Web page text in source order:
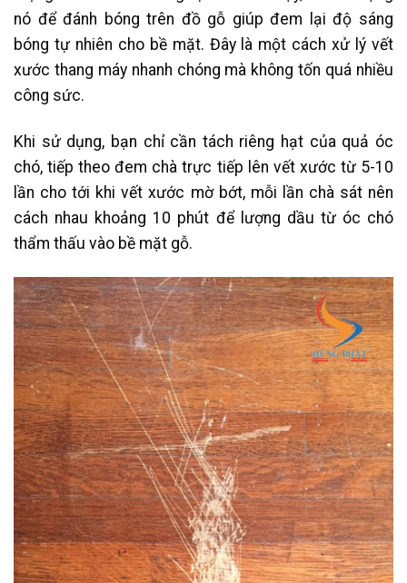
nó để đánh bóng trên đồ gỗ giúp đem lại độ sáng
bóng tự nhiên cho bề mặt. Đây là một cách xử lý vết
xước thang máy nhanh chóng mà không tốn quá nhiều
công sức.
Khi sử dụng, bạn chỉ cần tách riêng hạt của quả óc
chó, tiếp theo đem chà trực tiếp lên vết xước từ 5-10
lần cho tới khi vết xước mờ bớt, mỗi lần chà sát nên
cách nhau khoảng 10 phút để lượng dầu từ óc chó
thẩm thấu vào bề mặt gỗ.